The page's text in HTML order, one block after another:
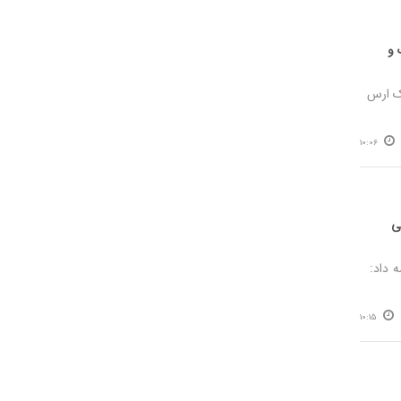
و
ارس
10:06
ادامه داد:
10:15